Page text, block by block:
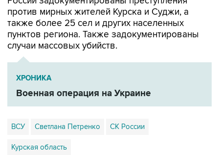
против мирных жителей Курска и Суджи, а
также более 25 сел и других населенных
пунктов региона. Также задокументированы
случаи массовых убийств.
ХРОНИКА
Военная операция на Украине
ВСУ Светлана Петренко СК России
Курская область